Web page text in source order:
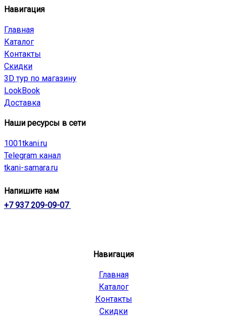
Навигация
Главная
Каталог
Контакты
Скидки
3D тур по магазину
LookBook
Доставка
Наши ресурсы в сети
1001tkani.ru
Telegram канал
tkani-samara.ru
Напишите нам
+7 937 209-09-07
Навигация
Главная
Каталог
Контакты
Скидки